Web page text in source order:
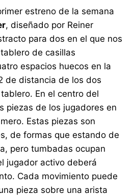
estreno de la semana
, diseñado por Reiner
para dos en el que nos
de casillas
espacios huecos en la
de distancia de los dos
En el centro del
piezas de los jugadores en
Estas piezas son
de formas que estando de
pero tumbadas ocupan
jugador activo deberá
Cada movimiento puede
pieza sobre una arista